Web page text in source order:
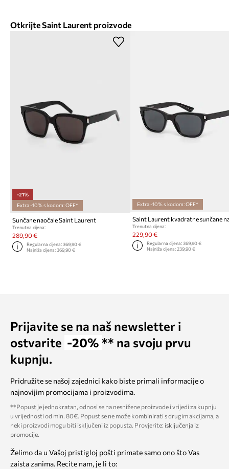
Otkrijte Saint Laurent proizvode
-21%
Extra -10% s kodom: OFF*
Sunčane naočale Saint Laurent
Trenutna cijena:
289,90 €
Regularna cijena:369,90 €
Najniža cijena:369,90 €
Extra -10% s kodom: OFF*
Saint Laurent kvadratne sunčane
Trenutna cijena:
229,90 €
Regularna cijena: 369,90 €
Najniža cijena: 239,90 €
Prijavite se na naš newsletter i
ostvarite -20% ** na svoju prvu
kupnju.
Pridružite se našoj zajednici kako biste primali informacije o
najnovijim promocijama i proizvodima.
**Popust je jednokratan, odnosi se na nesnižene proizvode i vrijedi za kupnju
u vrijednosti od min. 80€. Popust se ne može kombinirati s drugim akcijama, a
neki proizvodi mogu biti isključeni iz popusta. Provjerite: isključenja iz
promocije.
Želimo da u Vašoj pristigloj pošti primate samo ono što Vas
zaista zanima. Recite nam, je li to: